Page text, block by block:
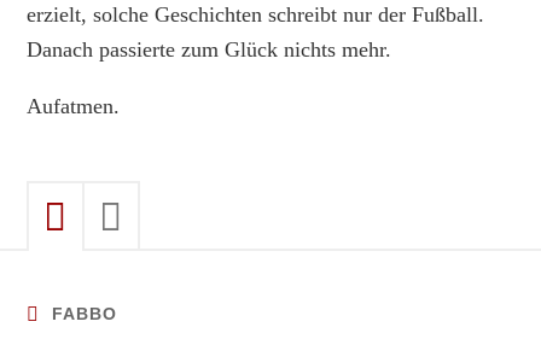
erzielt, solche Geschichten schreibt nur der Fußball.
Danach passierte zum Glück nichts mehr.
Aufatmen.
FABBO